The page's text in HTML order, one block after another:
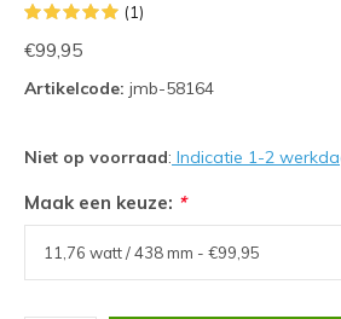
(1)
€99,95
Artikelcode: jmb-58164
Niet op voorraad: Indicatie 1-2
Maak een keuze: *